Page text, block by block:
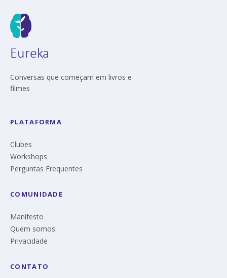
Eureka
Conversas que começam em livros e
filmes
PLATAFORMA
Clubes
Workshops
Perguntas Frequentes
COMUNIDADE
Manifesto
Quem somos
Privacidade
CONTATO